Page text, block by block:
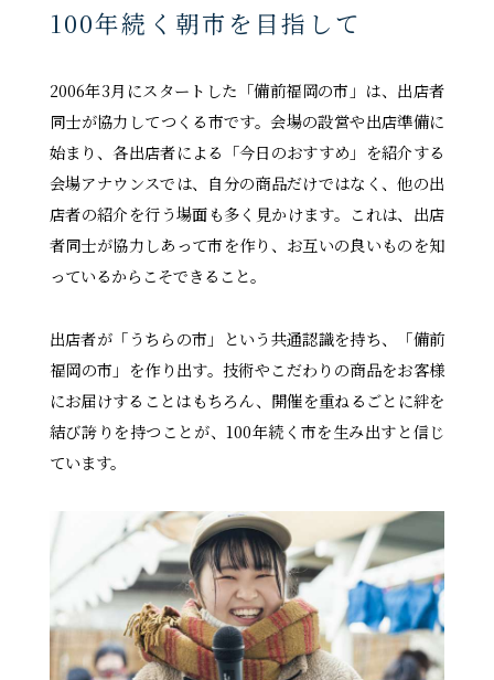
100年続く朝市を目指して
2006年3月にスタートした「備前福岡の市」は、出店者
同士が協力してつくる市です。会場の設営や出店準備に
始まり、各出店者による「今日のおすすめ」を紹介する
会場アナウンスでは、自分の商品だけではなく、他の出
店者の紹介を行う場面も多く見かけます。これは、出店
者同士が協力しあって市を作り、お互いの良いものを知
っているからこそできること。
出店者が「うちらの市」という共通認識を持ち、「備前
福岡の市」を作り出す。技術やこだわりの商品をお客様
にお届けすることはもちろん、開催を重ねるごとに絆を
結び誇りを持つことが、100年続く市を生み出すと信じ
ています。